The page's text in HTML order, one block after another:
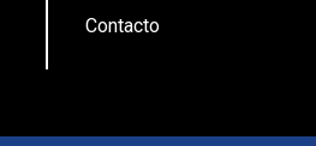
Contacto